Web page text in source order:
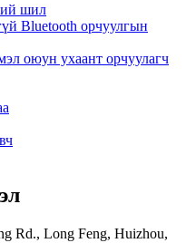
шил
Bluetooth орчуулгын
оюун ухаант орчуулагч
Rd., Long Feng, Huizhou,